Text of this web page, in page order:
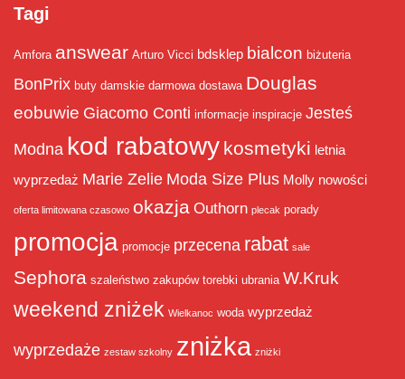
Tagi
Amfora answear Arturo Vicci bdsklep bialcon biżuteria
BonPrix buty damskie darmowa dostawa Douglas
eobuwie Giacomo Conti informacje inspiracje Jesteś
Modna kod rabatowy kosmetyki letnia
wyprzedaż Marie Zelie Moda Size Plus Molly nowości
oferta limitowana czasowo okazja Outhorn plecak porady
promocja promocje przecena rabat sale
Sephora szaleństwo zakupów torebki ubrania W.Kruk
weekend zniżek Wielkanoc woda wyprzedaż
wyprzedaże zestaw szkolny zniżka zniżki